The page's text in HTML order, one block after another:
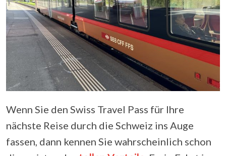
Wenn Sie den Swiss Travel Pass für Ihre
nächste Reise durch die Schweiz ins Auge
fassen, dann kennen Sie wahrscheinlich schon